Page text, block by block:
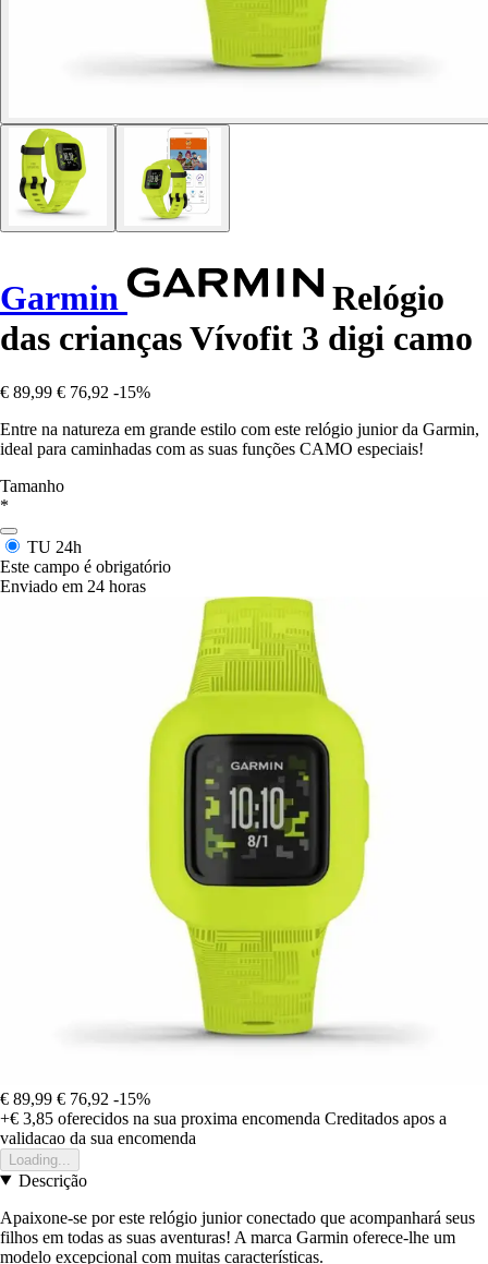
Garmin
Relógio
das crianças Vívofit 3 digi camo
€ 89,99 € 76,92 -15%
Entre na natureza em grande estilo com este relógio junior da Garmin,
ideal para caminhadas com as suas funções CAMO especiais!
Tamanho
*
TU 24h
Este campo é obrigatório
Enviado em 24 horas
€ 89,99 € 76,92 -15%
+€ 3,85 oferecidos na sua proxima encomenda Creditados apos a
validacao da sua encomenda
Loading...
Descrição
Apaixone-se por este relógio junior conectado que acompanhará seus
filhos em todas as suas aventuras! A marca Garmin oferece-lhe um
modelo excepcional com muitas características.